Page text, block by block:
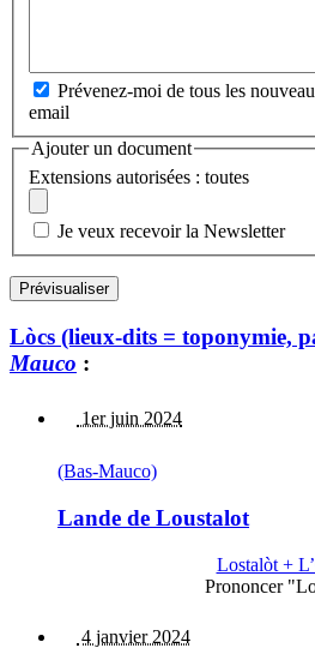
Prévenez-moi de tous les
email
Ajouter un document
Extensions autorisées : toutes
Je veux recevoir la Newsletter
Lòcs (lieux-dits = toponymie,
Mauco :
1er juin 2024
(Bas-Mauco)
Lande de Loustalot
Lostalòt +
Prononcer
4 janvier 2024